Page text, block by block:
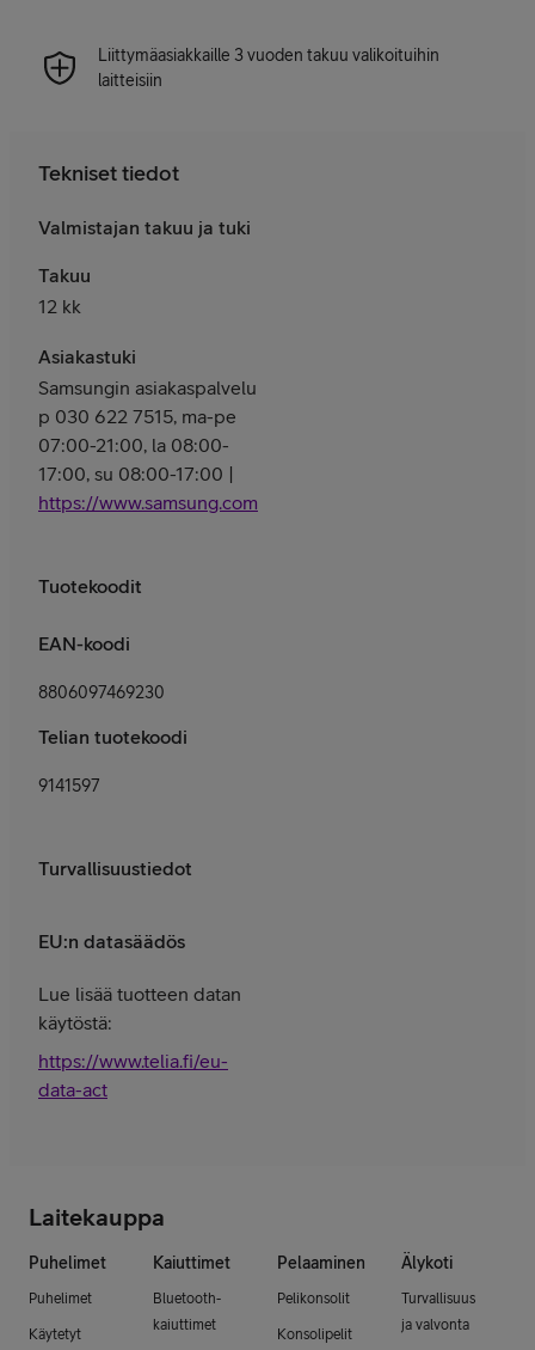
Liittymäasiakkaille 3 vuoden takuu valikoituihin
laitteisiin
Tekniset tiedot
Valmistajan takuu ja tuki
Takuu
12 kk
Asiakastuki
Samsungin asiakaspalvelu
p 030 622 7515, ma-pe
07:00-21:00, la 08:00-
17:00, su 08:00-17:00 |
https://www.samsung.com/fi/support/
Tuotekoodit
EAN-koodi
8806097469230
Telian tuotekoodi
9141597
Turvallisuustiedot
EU:n datasäädös
Lue lisää tuotteen datan
käytöstä:
https://www.telia.fi/eu-
data-act
Laitekauppa
Puhelimet
Puhelimet
Käytetyt
Kaiuttimet
Bluetooth-
kaiuttimet
Pelaaminen
Pelikonsolit
Konsolipelit
Älykoti
Turvallisuus
ja valvonta